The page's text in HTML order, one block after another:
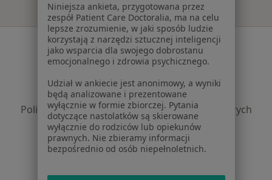
Serwis
Regulamin
Polityka prywatności pacjentów
Polityka prywatności profesjonalistów
Polityka prywatności dla profesjonalistów, których
dane pozyskaliśmy samodzielnie
Polityka cookies
Jak działają wyniki wyszukiwania
Niniejsza ankieta, przygotowana przez
zespół Patient Care Doctoralia, ma na celu
lepsze zrozumienie, w jaki sposób ludzie
korzystają z narzędzi sztucznej inteligencji
jako wsparcia dla swojego dobrostanu
emocjonalnego i zdrowia psychicznego.
Udział w ankiecie jest anonimowy, a wyniki
będą analizowane i prezentowane
wyłącznie w formie zbiorczej. Pytania
dotyczące nastolatków są skierowane
wyłącznie do rodziców lub opiekunów
prawnych. Nie zbieramy informacji
bezpośrednio od osób niepełnoletnich.